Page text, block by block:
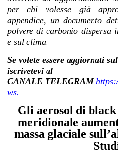
per chi volesse già
appendice, un documento
polvere di carbonio dispersa
e sul clima.
Se volete essere aggiornati
iscrivetevi al
CANALE TELEGRAM
ws.
Gli aerosol di
meridionale
massa glaciale